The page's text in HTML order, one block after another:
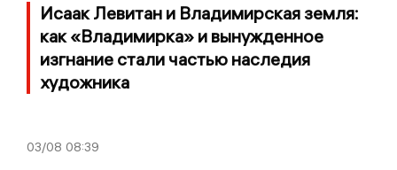
Исаак Левитан и Владимирская земля:
как «Владимирка» и вынужденное
изгнание стали частью наследия
художника
03/08 08:39